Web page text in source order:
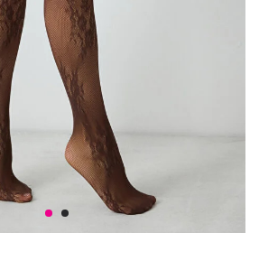
1 2